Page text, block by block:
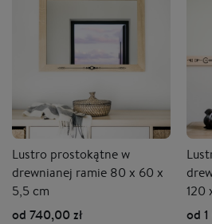
Lustro prostokątne w
drewnianej ramie 80 x 60 x
5,5 cm
od 740,00 zł
120
od